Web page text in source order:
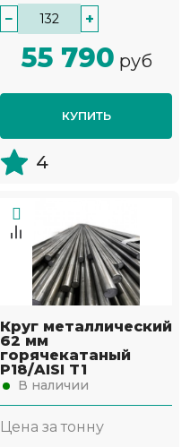
− +
55 790 руб
КУПИТЬ
4
Круг металлический
62 мм
горячекатаный
Р18/AISI T1
В наличии
Цена за тонну